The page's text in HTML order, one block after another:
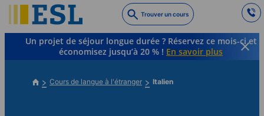
to
main
content
Trouver un cours
Un projet de séjour longue durée ? Réservez ce mois-ci et
économisez jusqu’à 20 % ! En savoir plus
Cours de langue à l'étranger Italien